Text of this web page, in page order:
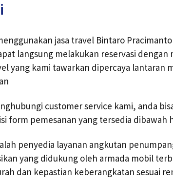
jasa travel Bintaro
langsung melakukan reservasi
yang kami tawarkan dipercaya lantaran
customer service kami, anda
form pemesanan yang tersedia dibawah
penyedia layanan angkutan
yang didukung oleh armada mobil
dan kepastian keberangkatan sesuai